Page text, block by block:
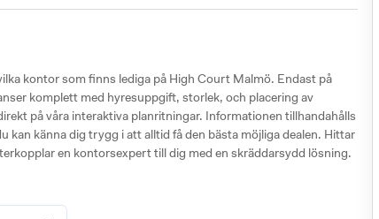
kontor som finns lediga på High Court Malmö. Endast på
komplett med hyresuppgift, storlek, och placering av
på våra interaktiva planritningar. Informationen tillhandahålls
kan känna dig trygg i att alltid få den bästa möjliga dealen. Hittar
en kontorsexpert till dig med en skräddarsydd lösning.